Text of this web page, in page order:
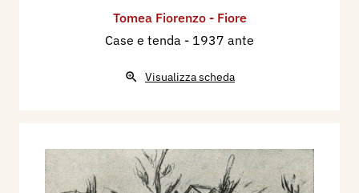
Tomea Fiorenzo - Fiore
Case e tenda - 1937 ante
Visualizza scheda